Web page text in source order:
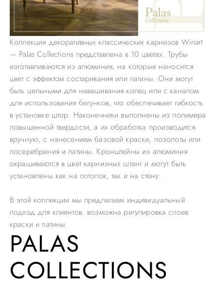
Коллекция декоративных классических карнизов Winart
— Palas Collections представлена в 10 цветах. Трубы
изготавливаются из алюминия, на которые наносится
цвет с эффектом состаривания или патины. Они могут
быть цельными для навешивания колец или с каналом
для использования бегунков, что обеспечивает гибкость
в установке штор. Наконечники выполнены из полимера
повышенной твердости, а их обработка производится
вручную, с нанесением базовой краски, позолоты или
посеребрения и патины. Кронштейны из алюминия
окрашиваются в цвет карнизных штанг и могут быть
установлены как на потолок, так и на стену.
В этой коллекции мы предлагаем индивидуальный
подход для клиентов: возможна регулировка слоев
краски и патины.
PALAS
COLLECTIONS